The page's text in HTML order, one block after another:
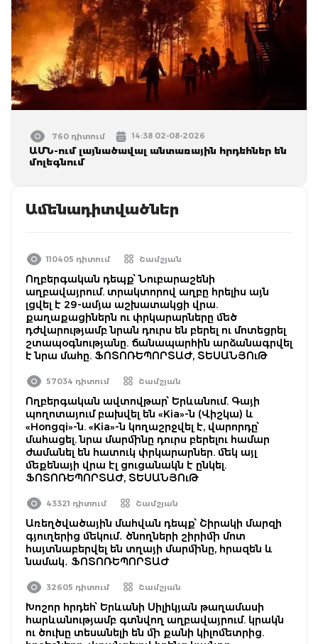
760 դիտում 14:38 02-08-2026
ԱՄՆ-ում լայնածավալ անտառային հրդեհներ են
մոլեգնում
Ամենադիտվածներ
110405 դիտում Շամշյան
Ողբերգական դեպք՝ Նուբարաշենի
աղբավայրում. տրակտորով աղբը հրելիս այն
լցվել է 29-ամյա աշխատակցի վրա.
քաղաքացիներն ու փրկարարները մեծ
դժվարությամբ նրան դուրս են բերել ու մոտեցրել
շտապօգնությանը. ճանապարհին արձանագրվել
է նրա մահը. ՖՈՏՈՌԵՊՈՐՏԱԺ, ՏԵՍԱՆՅՈւԹ
57034 դիտում Շամշյան
Ողբերգական ավտովթար՝ Երևանում. Գայի
պողոտայում բախվել են «Kia»-ն (Վիշկա) և
«Hongqi»-ն. «Kia»-ն կողաշրջվել է, վարորդը՝
մահացել. նրա մարմինը դուրս բերելու համար
ժամանել են հատուկ փրկարարներ. մեկ այլ
մեքենայի վրա էլ ցուցանակն է ընկել.
ՖՈՏՈՌԵՊՈՐՏԱԺ, ՏԵՍԱՆՅՈւԹ
43321 դիտում Շամշյան
Առեղծվածային մահվան դեպք՝ Շիրակի մարզի
գյուղերից մեկում․ ծնողների շիրիմի մոտ
հայտնաբերվել են տղայի մարմինը, հրազեն և
նամակ․ ՖՈՏՈՌԵՊՈՐՏԱԺ
32605 դիտում Շամշյան
Խոշոր հրդեհ՝ Երևանի Սիլիկյան թաղամասի
հարևանությամբ գտնվող աղբավայրում. կրակն
ու ծուխը տեսանելի են մի քանի կիլոմետրից.